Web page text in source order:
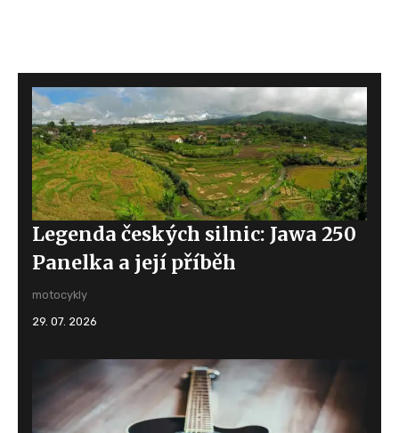
Legenda českých silnic: Jawa 250
Panelka a její příběh
motocykly
29. 07. 2026